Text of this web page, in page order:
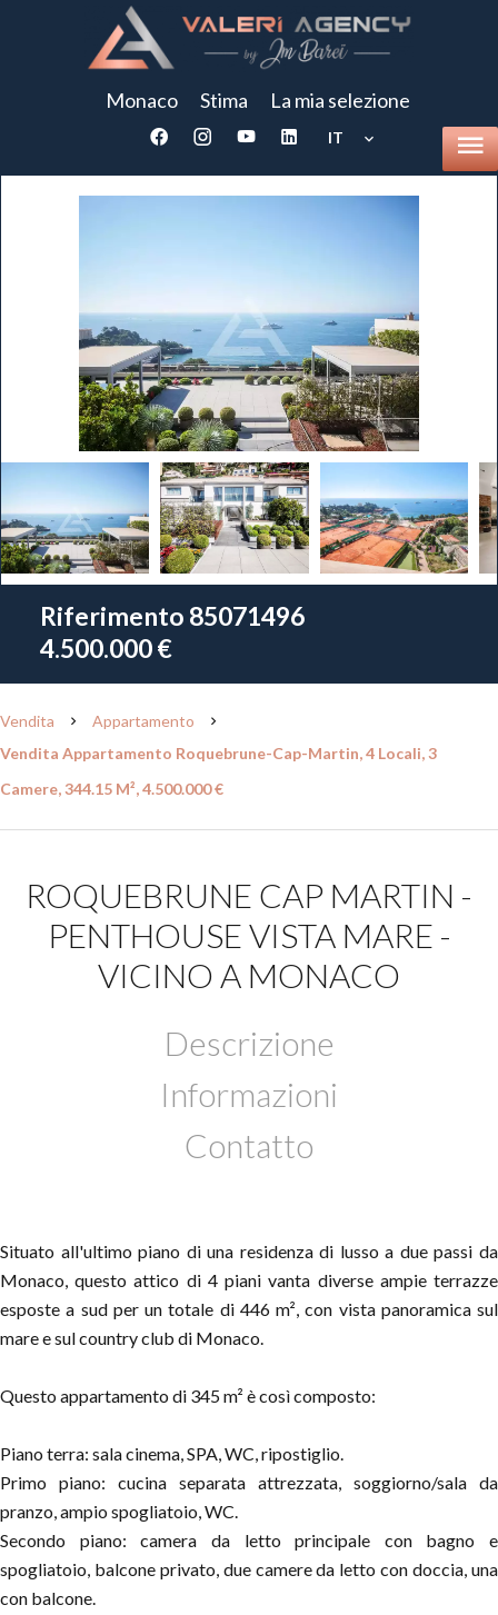
Monaco Stima La mia selezione
IT
Riferimento 85071496
4.500.000 €
Vendita
Appartamento
Vendita Appartamento Roquebrune-Cap-Martin, 4 Locali, 3
Camere, 344.15 M², 4.500.000 €
ROQUEBRUNE CAP MARTIN -
PENTHOUSE VISTA MARE -
VICINO A MONACO
Descrizione
Informazioni
Contatto
Situato all'ultimo piano di una residenza di lusso a due passi da
Monaco, questo attico di 4 piani vanta diverse ampie terrazze
esposte a sud per un totale di 446 m², con vista panoramica sul
mare e sul country club di Monaco.
Questo appartamento di 345 m² è così composto:
Piano terra: sala cinema, SPA, WC, ripostiglio.
Primo piano: cucina separata attrezzata, soggiorno/sala da
pranzo, ampio spogliatoio, WC.
Secondo piano: camera da letto principale con bagno e
spogliatoio, balcone privato, due camere da letto con doccia, una
con balcone.